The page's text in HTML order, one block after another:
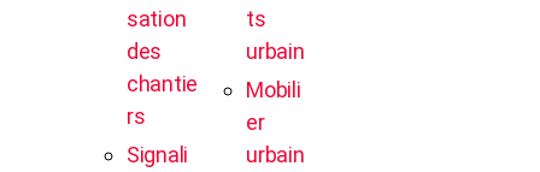
sation
des
chantie
rs
Signali
ts
urbain
Mobili
er
urbain